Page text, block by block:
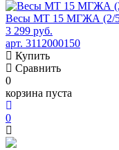
Весы МТ 15 МГЖА (2/5;
3 299 руб.
арт. 3112000150
Купить
Сравнить
0
корзина пуста
0